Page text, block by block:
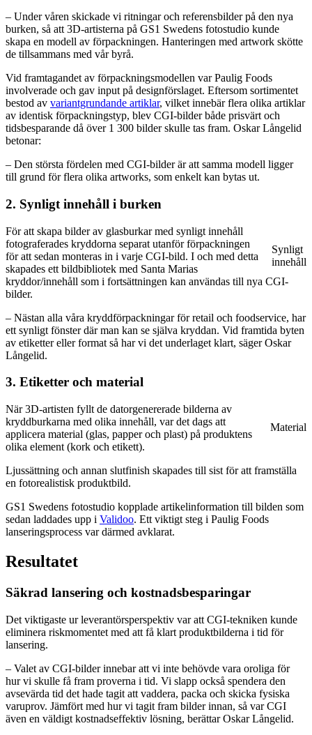
– Under våren skickade vi ritningar och referensbilder på den nya
burken, så att 3D-artisterna på GS1 Swedens fotostudio kunde
skapa en modell av förpackningen. Hanteringen med artwork skötte
de tillsammans med vår byrå.
Vid framtagandet av förpackningsmodellen var Paulig Foods
involverade och gav input på designförslaget. Eftersom sortimentet
bestod av variantgrundande artiklar, vilket innebär flera olika artiklar
av identisk förpackningstyp, blev CGI-bilder både prisvärt och
tidsbesparande då över 1 300 bilder skulle tas fram. Oskar Långelid
betonar:
– Den största fördelen med CGI-bilder är att samma modell ligger
till grund för flera olika artworks, som enkelt kan bytas ut.
2. Synligt innehåll i burken
Synligt
innehåll
För att skapa bilder av glasburkar med synligt innehåll
fotograferades kryddorna separat utanför förpackningen
för att sedan monteras in i varje CGI-bild. I och med detta
skapades ett bildbibliotek med Santa Marias
kryddor/innehåll som i fortsättningen kan användas till nya CGI-
bilder.
– Nästan alla våra kryddförpackningar för retail och foodservice, har
ett synligt fönster där man kan se själva kryddan. Vid framtida byten
av etiketter eller format så har vi det underlaget klart, säger Oskar
Långelid.
3. Etiketter och material
Material
När 3D-artisten fyllt de datorgenererade bilderna av
kryddburkarna med olika innehåll, var det dags att
applicera material (glas, papper och plast) på produktens
olika element (kork och etikett).
Ljussättning och annan slutfinish skapades till sist för att framställa
en fotorealistisk produktbild.
GS1 Swedens fotostudio kopplade artikelinformation till bilden som
sedan laddades upp i Validoo. Ett viktigt steg i Paulig Foods
lanseringsprocess var därmed avklarat.
Resultatet
Säkrad lansering och kostnadsbesparingar
Det viktigaste ur leverantörsperspektiv var att CGI-tekniken kunde
eliminera riskmomentet med att få klart produktbilderna i tid för
lansering.
– Valet av CGI-bilder innebar att vi inte behövde vara oroliga för
hur vi skulle få fram proverna i tid. Vi slapp också spendera den
avsevärda tid det hade tagit att vaddera, packa och skicka fysiska
varuprov. Jämfört med hur vi tagit fram bilder innan, så var CGI
även en väldigt kostnadseffektiv lösning, berättar Oskar Långelid.